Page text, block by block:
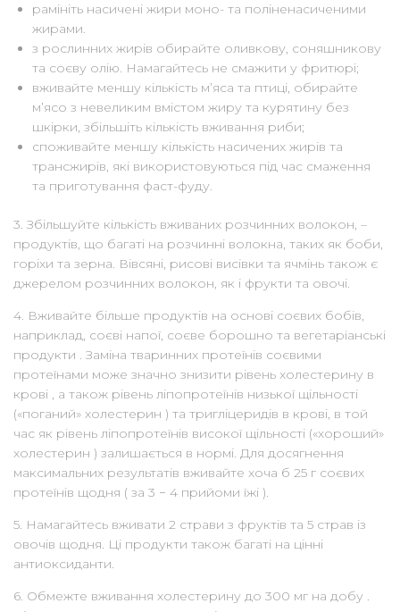
pамініть насичені жири моно- та поліненасиченими
жирами.
з рослинних жирів обирайте оливкову, соняшникову
та соєву олію. Намагайтесь не смажити у фритюрі;
вживайте меншу кількість м’яса та птиці, обирайте
м’ясо з невеликим вмістом жиру та курятину без
шкірки, збільшіть кількість вживання риби;
споживайте меншу кількість насичених жирів та
трансжирів, які використовуються під час смаження
та приготування фаст-фуду.
3. Збільшуйте кількість вживаних розчинних волокон, –
продуктів, що багаті на розчинні волокна, таких як боби,
горіхи та зерна. Вівсяні, рисові висівки та ячмінь також є
джерелом розчинних волокон, як і фрукти та овочі.
4. Вживайте більше продуктів на основі соєвих бобів,
наприклад, соєві напої, соєве борошно та вегетаріанські
продукти . Заміна тваринних протеїнів соєвими
протеїнами може значно знизити рівень холестерину в
крові , а також рівень ліпопротеїнів низької щільності
(«поганий» холестерин ) та тригліцеридів в крові, в той
час як рівень ліпопротеїнів високої щільності («хороший»
холестерин ) залишається в нормі. Для досягнення
максимальних результатів вживайте хоча б 25 г соєвих
протеїнів щодня ( за 3 − 4 прийоми їжі ).
5. Намагайтесь вживати 2 страви з фруктів та 5 страв із
овочів щодня. Ці продукти також багаті на цінні
антиоксиданти.
6. Обмежте вживання холестерину до 300 мг на добу .